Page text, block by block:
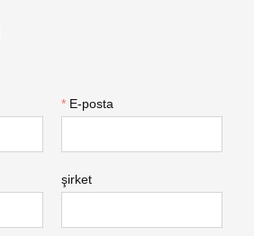
* E-posta
şirket